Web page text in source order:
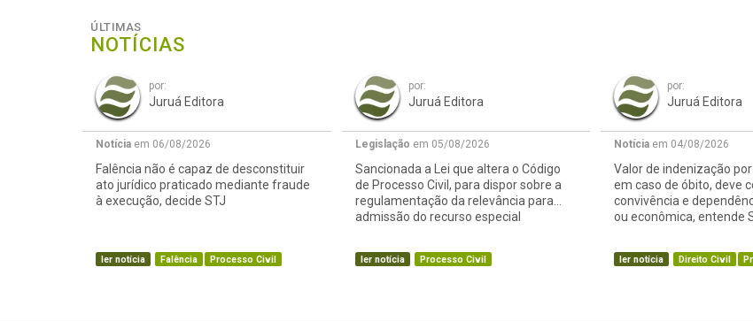
ÚLTIMAS
NOTÍCIAS
por:
Juruá Editora
Notícia em 06/08/2026
Falência não é capaz de desconstituir
ato jurídico praticado mediante fraude
à execução, decide STJ
ler notícia Falência Processo Civil
por:
Juruá Editora
Legislação em 05/08/2026
Sancionada a Lei que altera o Código
de Processo Civil, para dispor sobre a
regulamentação da relevância para
admissão do recurso especial
ler notícia Processo Civil
por:
Juruá Editora
Notícia em 04/08/2026
Valor de indenização
em caso de óbito, deve
convivência e
ou econômica, entende
ler notícia Direito Civil